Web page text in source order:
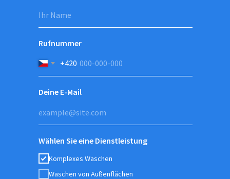
Rufnummer
+420
Deine E-Mail
Wählen Sie eine Dienstleistung
Komplexes Waschen
Waschen von Außenflächen